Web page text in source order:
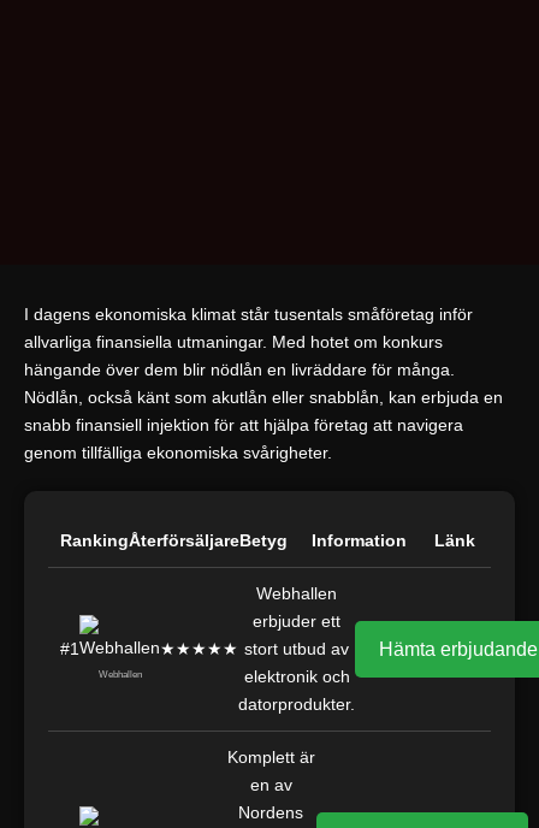
I dagens ekonomiska klimat står tusentals småföretag inför
allvarliga finansiella utmaningar. Med hotet om konkurs
hängande över dem blir nödlån en livräddare för många.
Nödlån, också känt som akutlån eller snabblån, kan erbjuda en
snabb finansiell injektion för att hjälpa företag att navigera
genom tillfälliga ekonomiska svårigheter.
RankingÅterförsäljareBetyg Information Länk
#1
Webhallen
★★★★★
Webhallen
erbjuder ett
stort utbud av
elektronik och
datorprodukter.
Hämta
Komplett är
en av
Nordens